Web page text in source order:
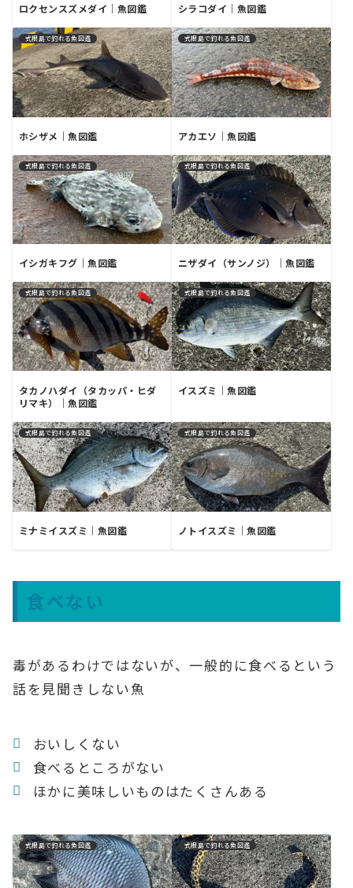
ロクセンスズメダイ｜魚図鑑 シラコダイ｜魚図鑑
式根島で釣れる魚図鑑
ホシザメ｜魚図鑑
式根島で釣れる魚図鑑
アカエソ｜魚図鑑
式根島で釣れる魚図鑑
イシガキフグ｜魚図鑑
式根島で釣れる魚図鑑
ニザダイ（サンノジ）｜魚図鑑
式根島で釣れる魚図鑑
タカノハダイ（タカッパ・ヒダ
リマキ）｜魚図鑑
式根島で釣れる魚図鑑
イスズミ｜魚図鑑
式根島で釣れる魚図鑑
ミナミイスズミ｜魚図鑑
式根島で釣れる魚図鑑
ノトイスズミ｜魚図鑑
食べない
毒があるわけではないが、一般的に食べるという
話を見聞きしない魚
おいしくない
食べるところがない
ほかに美味しいものはたくさんある
式根島で釣れる魚図鑑 式根島で釣れる魚図鑑